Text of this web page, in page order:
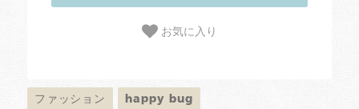
お気に入り
ファッション happy bug